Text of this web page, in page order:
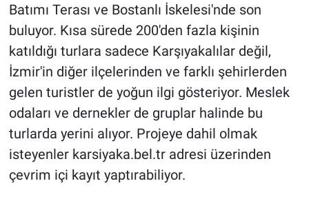
Batımı Terası ve Bostanlı İskelesi'nde son
buluyor. Kısa sürede 200'den fazla kişinin
katıldığı turlara sadece Karşıyakalılar değil,
İzmir'in diğer ilçelerinden ve farklı şehirlerden
gelen turistler de yoğun ilgi gösteriyor. Meslek
odaları ve dernekler de gruplar halinde bu
turlarda yerini alıyor. Projeye dahil olmak
isteyenler karsiyaka.bel.tr adresi üzerinden
çevrim içi kayıt yaptırabiliyor.